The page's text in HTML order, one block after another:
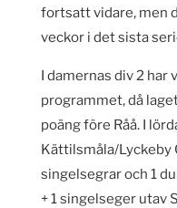
fortsatt vidare, men
veckor i det sista
I damernas div 2 har
programmet, då
poäng före Råå. I
Kättilsmåla/Lyckeby
singelsegrar och 1
+ 1 singelseger utav